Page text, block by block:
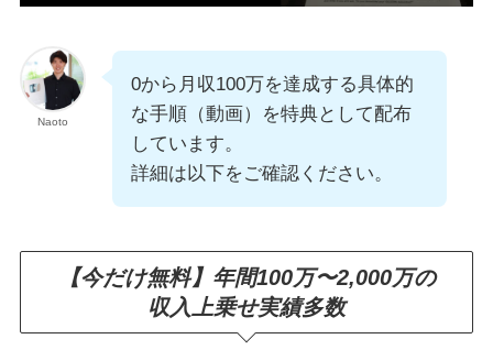
Naoto
0から月収100万を達成する具体的
な手順（動画）を特典として配布
しています。
詳細は以下をご確認ください。
【今だけ無料】年間100万〜2,000万の
収入上乗せ実績多数